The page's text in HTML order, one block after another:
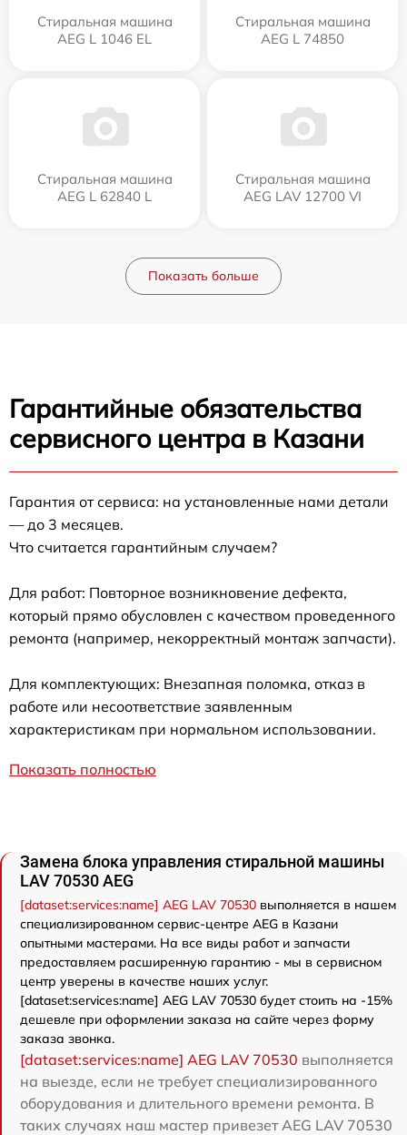
Стиральная машина
AEG L 1046 EL
Стиральная машина
AEG L 74850
Стиральная машина
AEG L 62840 L
Стиральная машина
AEG LAV 12700 VI
Показать больше
Гарантийные обязательства
сервисного центра в Казани
Гарантия от сервиса: на установленные нами детали
— до 3 месяцев.
Что считается гарантийным случаем?
Для работ: Повторное возникновение дефекта,
который прямо обусловлен с качеством проведенного
ремонта (например, некорректный монтаж запчасти).
Для комплектующих: Внезапная поломка, отказ в
работе или несоответствие заявленным
характеристикам при нормальном использовании.
Показать полностью
Замена блока управления стиральной машины
LAV 70530 AEG
[dataset:services:name] AEG LAV 70530 выполняется в нашем
специализированном сервис-центре AEG в Казани
опытными мастерами. На все виды работ и запчасти
предоставляем расширенную гарантию - мы в сервисном
центр уверены в качестве наших услуг.
[dataset:services:name] AEG LAV 70530 будет стоить на -15%
дешевле при оформлении заказа на сайте через форму
заказа звонка.
[dataset:services:name] AEG LAV 70530 выполняется
на выезде, если не требует специализированного
оборудования и длительного времени ремонта. В
таких случаях наш мастер привезет AEG LAV 70530